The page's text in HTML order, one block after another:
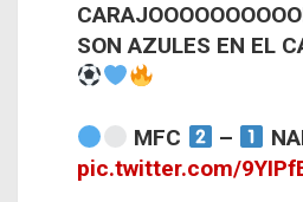
SON AZULES EN EL
MFC –
pic.twitter.com/